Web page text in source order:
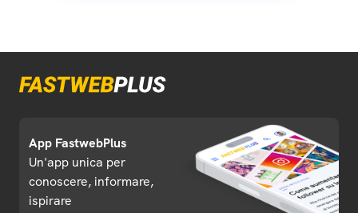
App FastwebPlus
Un'app unica per
conoscere, informare,
ispirare